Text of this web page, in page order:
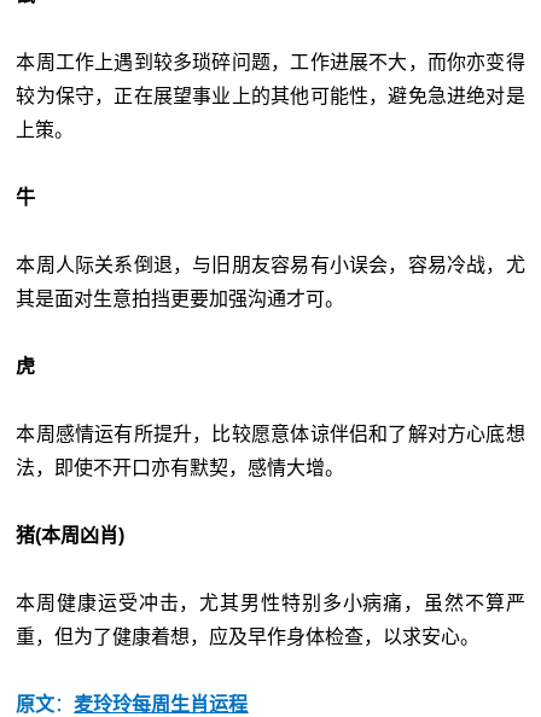
本周工作上遇到较多琐碎问题，工作进展不大，而你亦变得
较为保守，正在展望事业上的其他可能性，避免急进绝对是
上策。
牛
本周人际关系倒退，与旧朋友容易有小误会，容易冷战，尤
其是面对生意拍挡更要加强沟通才可。
虎
本周感情运有所提升，比较愿意体谅伴侣和了解对方心底想
法，即使不开口亦有默契，感情大增。
猪(本周凶肖)
本周健康运受冲击，尤其男性特别多小病痛，虽然不算严
重，但为了健康着想，应及早作身体检查，以求安心。
原文：麦玲玲每周生肖运程